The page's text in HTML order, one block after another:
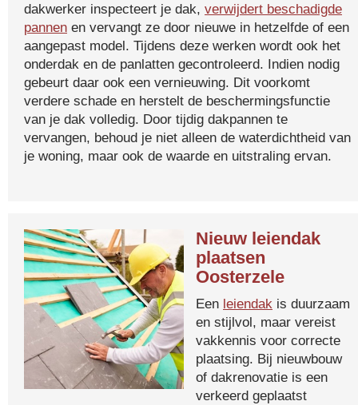
dakwerker inspecteert je dak, verwijdert beschadigde
pannen en vervangt ze door nieuwe in hetzelfde of een
aangepast model. Tijdens deze werken wordt ook het
onderdak en de panlatten gecontroleerd. Indien nodig
gebeurt daar ook een vernieuwing. Dit voorkomt
verdere schade en herstelt de beschermingsfunctie
van je dak volledig. Door tijdig dakpannen te
vervangen, behoud je niet alleen de waterdichtheid van
je woning, maar ook de waarde en uitstraling ervan.
Nieuw leiendak
plaatsen
Oosterzele
Een leiendak is duurzaam
en stijlvol, maar vereist
vakkennis voor correcte
plaatsing. Bij nieuwbouw
of dakrenovatie is een
verkeerd geplaatst